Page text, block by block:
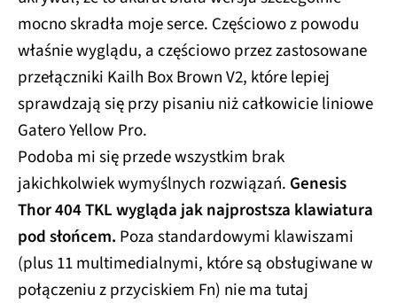
mocno skradła moje serce. Częściowo z powodu
właśnie wyglądu, a częściowo przez zastosowane
przełączniki Kailh Box Brown V2, które lepiej
sprawdzają się przy pisaniu niż całkowicie liniowe
Gatero Yellow Pro.
Podoba mi się przede wszystkim brak
jakichkolwiek wymyślnych rozwiązań. Genesis
Thor 404 TKL wygląda jak najprostsza klawiatura
pod słońcem. Poza standardowymi klawiszami
(plus 11 multimedialnymi, które są obsługiwane w
połączeniu z przyciskiem Fn) nie ma tutaj